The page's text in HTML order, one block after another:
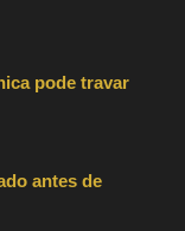
pode travar
antes de